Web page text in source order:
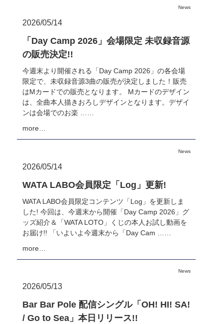
News
2026/05/14
「Day Camp 2026」会場限定 未収録音源
の販売決定!!
今週末より開催される「Day Camp 2026」の各会場
限定で、未収録音源3曲の販売が決定しました！販売
はMカードでの販売となります。 Mカードのデザイン
は、全曲本人描きおろしデザインとなります。デザイ
ンは会場でのお楽 ……
more…
News
2026/05/14
WATA LABO会員限定「Log」更新!
WATA LABO会員限定コンテンツ「Log」を更新しま
した! 今回は、今週末から開催「Day Camp 2026」グ
ッズ紹介＆「WATA LOTO」くじの本人お試し動画を
お届け!! 「いよいよ今週末から「Day Cam ……
more…
News
2026/05/13
Bar Bar Pole 配信シングル「OH! HI! SA!
/ Go to Sea」本日リリース!!